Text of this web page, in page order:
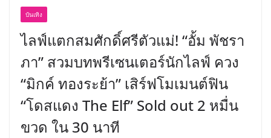
บันเทิง
ไลฟ์แตกสมศักดิ์ศรีตัวแม่! “อั้ม พัชรา
ภา” สวมบทพรีเซนเตอร์นักไลฟ์ ควง
“มิกค์ ทองระย้า” เสิร์ฟโมเมนต์ฟิน
“โดสแดง The Elf” Sold out 2 หมื่น
ขวด ใน 30 นาที